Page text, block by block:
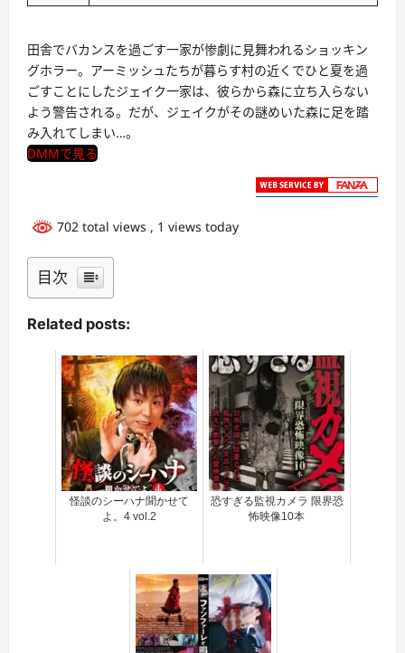
田舎でバカンスを過ごす一家が惨劇に見舞われるショッキン
グホラー。アーミッシュたちが暮らす村の近くでひと夏を過
ごすことにしたジェイク一家は、彼らから森に立ち入らない
よう警告される。だが、ジェイクがその謎めいた森に足を踏
み入れてしまい…。
DMMで見る
702 total views , 1 views today
目次
Related posts:
怪談のシーハナ聞かせて
よ。4 vol.2
恐すぎる監視カメラ 限界恐
怖映像10本